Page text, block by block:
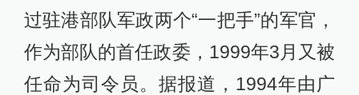
过驻港部队军政两个“一把手”的军官，
作为部队的首任政委，1999年3月又被
任命为司令员。据报道，1994年由广